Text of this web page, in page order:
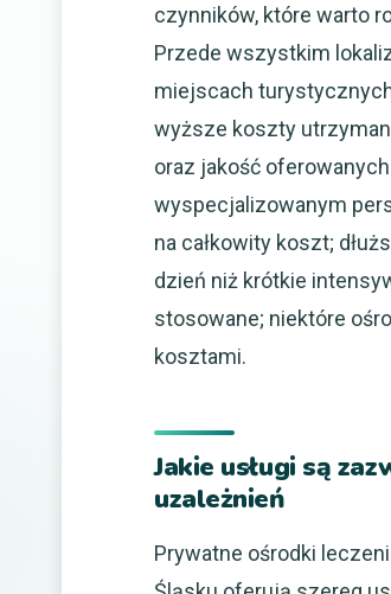
czynników, które warto
Przede wszystkim
miejscach
wyższe koszty
oraz jakość
wyspecjalizowanym
na całkowity koszt;
dzień niż krótkie
stosowane; niektóre
kosztami.
Jakie usługi są
uzależnień
Prywatne ośrodki